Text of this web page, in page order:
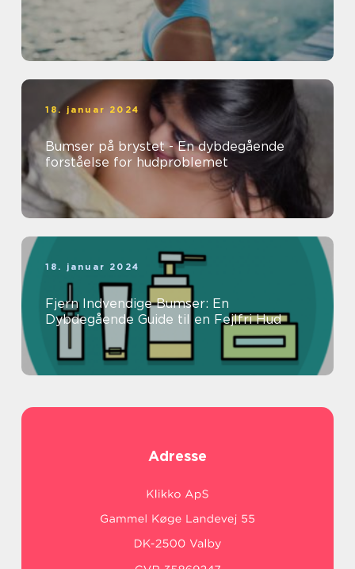
18. januar 2024
Bumser på brystet - En dybdegående
forståelse for hudproblemet
18. januar 2024
Fjern Indvendige Bumser: En
Dybdegående Guide til en Fejlfri Hud
Adresse